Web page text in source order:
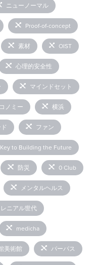
ニューノーマル
Proof-of-concept
素材 OIST
心理的安全性
マインドセット
ノミー 横浜
ファン
Key to Building the Future
防災 0 Club
メンタルヘルス
レニアル世代
medicha
美術館 パーパス